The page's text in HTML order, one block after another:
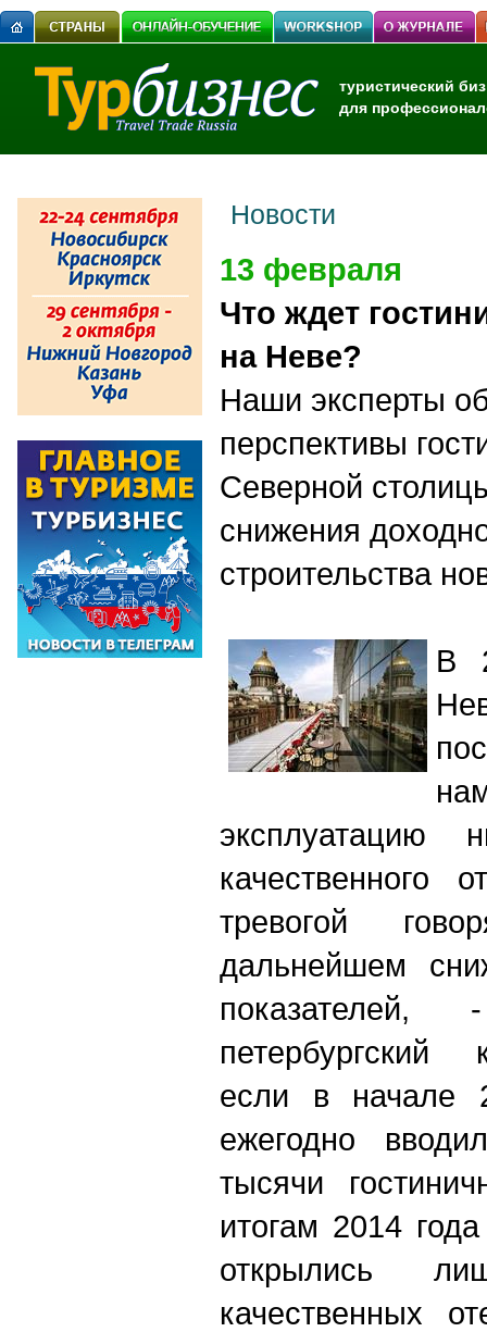
туристический
для
Новости
13 февраля
Что ждет
на Неве?
Наши эксперты
перспективы
Северной
снижения
строительства
В
эксплуатацию
качественного
тревогой
дальнейшем
петербургский
если в начале
ежегодно
тысячи
итогам 2014
открылись
качественных